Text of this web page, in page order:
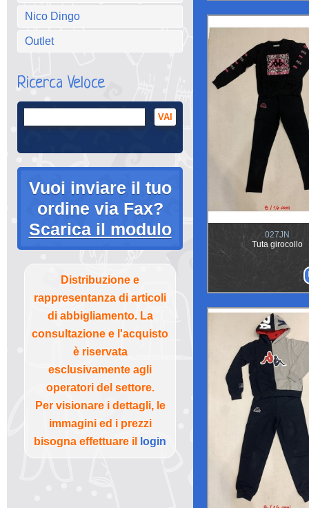
Nico Dingo
Outlet
Ricerca Veloce
Vuoi inviare il tuo
ordine via Fax?
Scarica il modulo
Distribuzione e
rappresentanza di articoli
di abbigliamento. La
consultazione e l'acquisto
è riservata
esclusivamente agli
operatori del settore.
Per visionare i dettagli, le
immagini ed i prezzi
bisogna effettuare il
login
027JN
Tuta girocollo